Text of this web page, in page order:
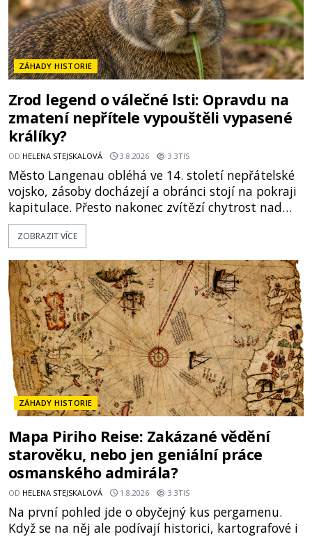
ZÁHADY HISTORIE
Zrod legend o válečné lsti: Opravdu na
zmatení nepřítele vypouštěli vypasené
králíky?
OD HELENA STEJSKALOVÁ 3.8.2026 3.3TIS
Město Langenau obléhá ve 14. století nepřátelské
vojsko, zásoby docházejí a obránci stojí na pokraji
kapitulace. Přesto nakonec zvítězí chytrost nad
hrubou silou. Podle staré německé legendy vypustí
obyvatelé za hradby dobře živeného králíka, aby
dost. Čas pracuje pro obléhatele. Ve městě ubývají
zásoby a každý den znamená další porci strádá
ZOBRAZIT VÍCE
ZÁHADY HISTORIE
Mapa Piriho Reise: Zakázané vědění
starověku, nebo jen geniální práce
osmanského admirála?
OD HELENA STEJSKALOVÁ 1.8.2026 3.3TIS
Na první pohled jde o obyčejný kus pergamenu.
Když se na něj ale podívají historici, kartografové i